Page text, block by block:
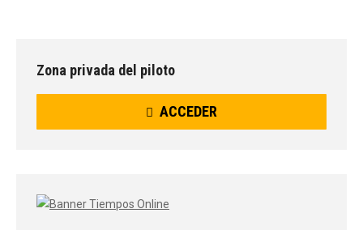
Zona privada del piloto
ACCEDER